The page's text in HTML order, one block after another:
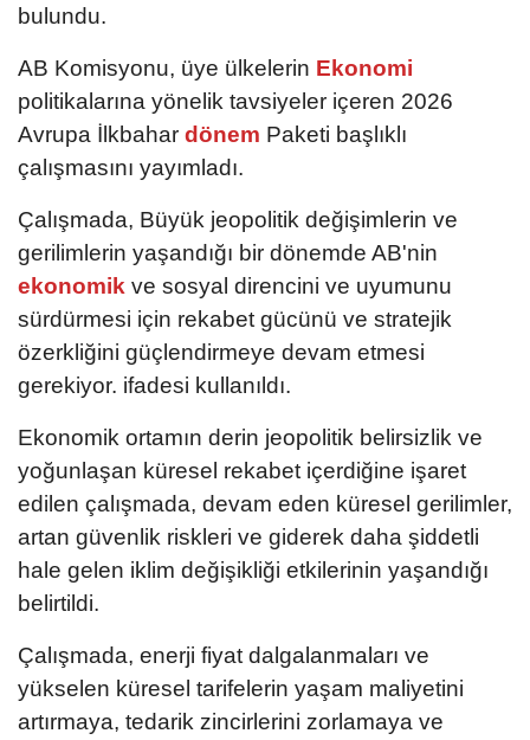
bulundu.
AB Komisyonu, üye ülkelerin Ekonomi
politikalarına yönelik tavsiyeler içeren 2026
Avrupa İlkbahar dönem Paketi başlıklı
çalışmasını yayımladı.
Çalışmada, Büyük jeopolitik değişimlerin ve
gerilimlerin yaşandığı bir dönemde AB'nin
ekonomik ve sosyal direncini ve uyumunu
sürdürmesi için rekabet gücünü ve stratejik
özerkliğini güçlendirmeye devam etmesi
gerekiyor. ifadesi kullanıldı.
Ekonomik ortamın derin jeopolitik belirsizlik ve
yoğunlaşan küresel rekabet içerdiğine işaret
edilen çalışmada, devam eden küresel gerilimler,
artan güvenlik riskleri ve giderek daha şiddetli
hale gelen iklim değişikliği etkilerinin yaşandığı
belirtildi.
Çalışmada, enerji fiyat dalgalanmaları ve
yükselen küresel tarifelerin yaşam maliyetini
artırmaya, tedarik zincirlerini zorlamaya ve